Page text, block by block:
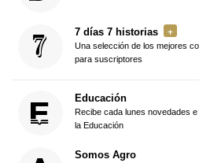
7 días 7 historias
Una selección de los mejores
para suscriptores
Educación
Recibe cada lunes novedades
la Educación
Somos Agro